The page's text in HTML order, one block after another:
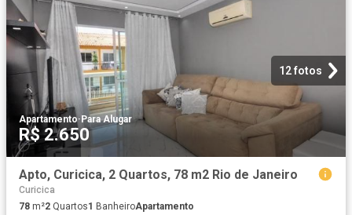
12 fotos
Apartamento· Para Alugar
R$ 2.650
Apto, Curicica, 2 Quartos, 78 m2 Rio de Janeiro
Curicica
78 m²2 Quartos1 BanheiroApartamento